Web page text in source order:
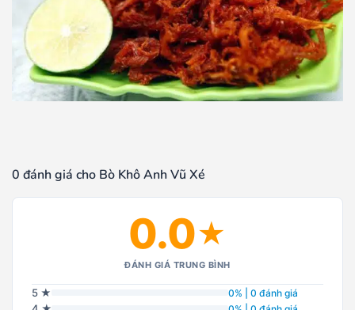
0 đánh giá cho Bò Khô Anh Vũ Xé
0.0★
ĐÁNH GIÁ TRUNG BÌNH
5 ★ 0% | 0 đánh giá